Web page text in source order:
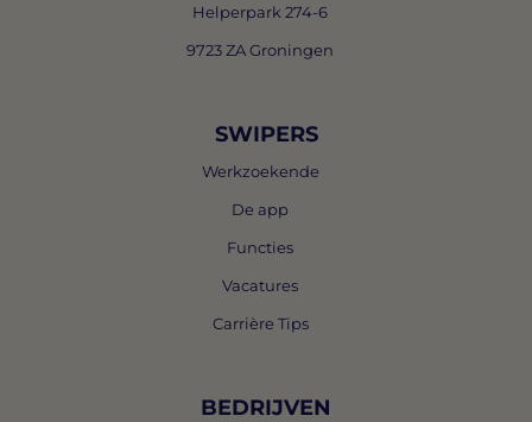
Helperpark 274-6
9723 ZA Groningen
SWIPERS
Werkzoekende
De app
Functies
Vacatures
Carrière Tips
BEDRIJVEN